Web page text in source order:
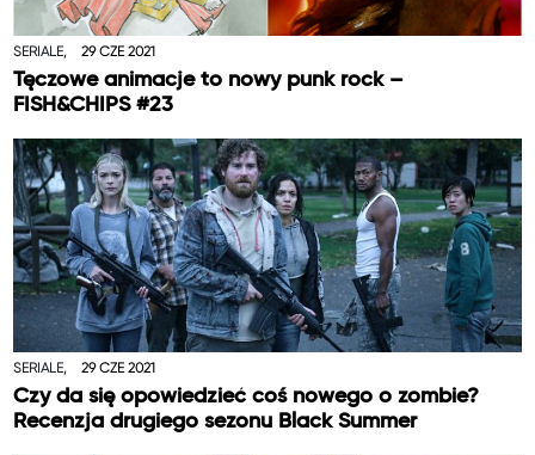
SERIALE, 29 CZE 2021
Tęczowe animacje to nowy punk rock –
FISH&CHIPS #23
SERIALE, 29 CZE 2021
Czy da się opowiedzieć coś nowego o zombie?
Recenzja drugiego sezonu Black Summer